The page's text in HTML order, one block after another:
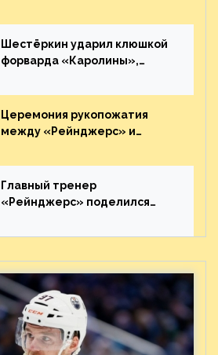
великолепную игру
Шестёркин ударил клюшкой
форварда «Каролины»,
пятаке. Видео
Церемония рукопожатия
между «Рейнджерс» и
матча плей-офф. Видео
Главный тренер
«Рейнджерс» поделился
предстоящего финала